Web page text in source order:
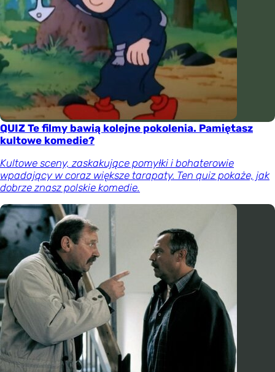
QUIZ Te filmy bawią kolejne pokolenia. Pamiętasz
kultowe komedie?
Kultowe sceny, zaskakujące pomyłki i bohaterowie
wpadający w coraz większe tarapaty. Ten quiz pokaże, jak
dobrze znasz polskie komedie.